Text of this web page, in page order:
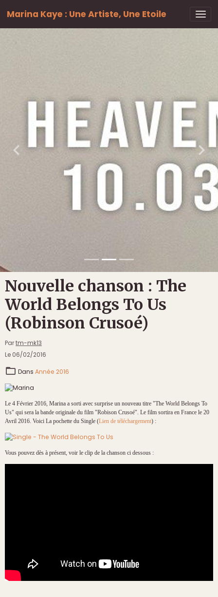
Marina Kaye : Une Artiste, Une Etoile
Nouvelle chanson : The
World Belongs To Us
(Robinson Crusoé)
Partm-mk13
Le 06/02/2016
Dans Année 2016
Le 4 Février 2016, Marina a sorti avec surprise un nouveau titre "The World Belongs To
Us" qui sera la bande originale du film "Robison Crusoé". Le film sortira en France le 20
Avril 2016. Voici La pochette du Single (Lien de téléchargement) :
Vous pouvez dès à présent, voir le clip de la chanson ci dessous :